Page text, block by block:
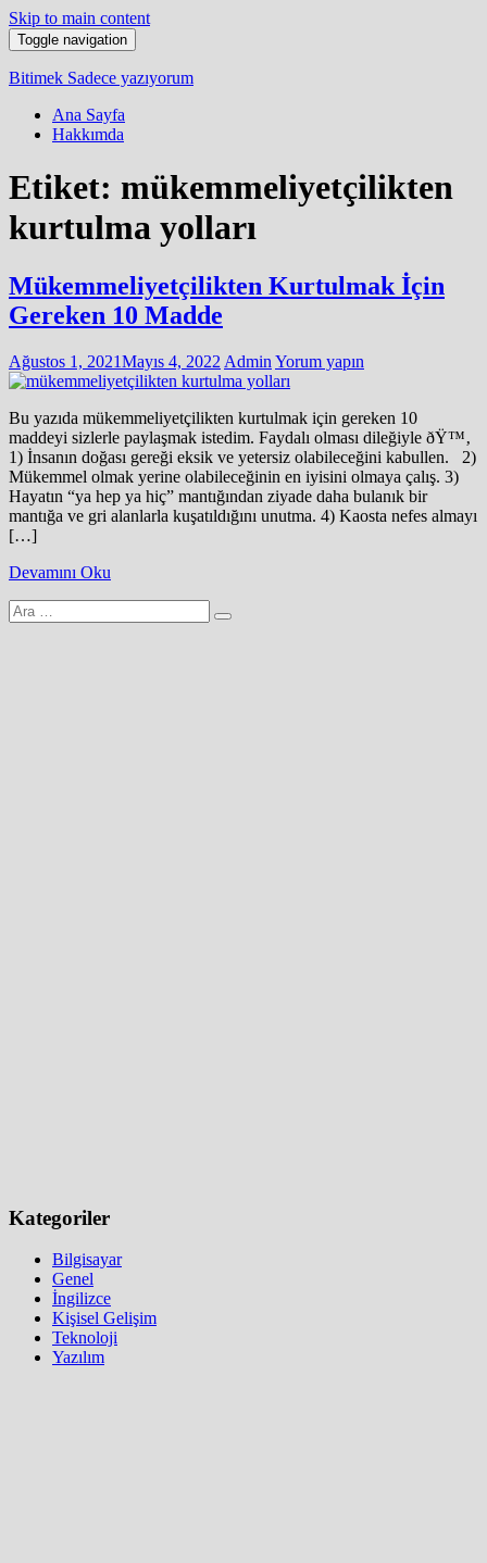
Skip to main content
Toggle navigation
Bitimek Sadece yazıyorum
Ana Sayfa
Hakkımda
Etiket: mükemmeliyetçilikten
kurtulma yolları
Mükemmeliyetçilikten Kurtulmak İçin
Gereken 10 Madde
Ağustos 1, 2021Mayıs 4, 2022 Admin Yorum yapın
Bu yazıda mükemmeliyetçilikten kurtulmak için gereken 10
maddeyi sizlerle paylaşmak istedim. Faydalı olması dileğiyle ðŸ™‚
1) İnsanın doğası gereği eksik ve yetersiz olabileceğini kabullen. 2)
Mükemmel olmak yerine olabileceğinin en iyisini olmaya çalış. 3)
Hayatın “ya hep ya hiç” mantığından ziyade daha bulanık bir
mantığa ve gri alanlarla kuşatıldığını unutma. 4) Kaosta nefes almayı
[…]
Devamını Oku
Arama
yap:
Kategoriler
Bilgisayar
Genel
İngilizce
Kişisel Gelişim
Teknoloji
Yazılım